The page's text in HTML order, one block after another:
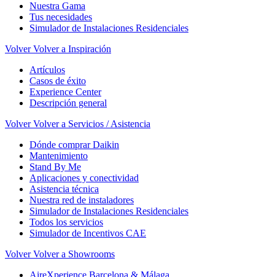
Nuestra Gama
Tus necesidades
Simulador de Instalaciones Residenciales
Volver Volver a Inspiración
Artículos
Casos de éxito
Experience Center
Descripción general
Volver Volver a Servicios / Asistencia
Dónde comprar Daikin
Mantenimiento
Stand By Me
Aplicaciones y conectividad
Asistencia técnica
Nuestra red de instaladores
Simulador de Instalaciones Residenciales
Todos los servicios
Simulador de Incentivos CAE
Volver Volver a Showrooms
AireXperience Barcelona & Málaga